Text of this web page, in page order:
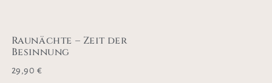
Raunächte – Zeit der
Besinnung
29,90€